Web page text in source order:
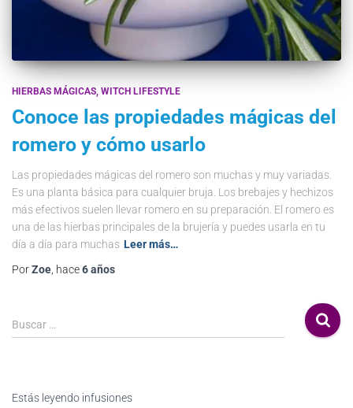
HIERBAS MÁGICAS WITCH LIFESTYLE
Conoce las propiedades mágicas del
romero y cómo usarlo
Las propiedades mágicas del romero son muchas y muy variadas.
Es una planta básica para cualquier bruja. Los brebajes y hechizos
más efectivos suelen llevar romero en su preparación. El romero es
una de las hierbas principales de la brujería y puedes usarla en tu
día a día para muchas Leer más…
PorZoe , hace6 años
Buscar …
Estás leyendo infusiones